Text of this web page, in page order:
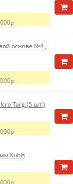
основе №4 ,
Targ (5 шт.)
Kubis